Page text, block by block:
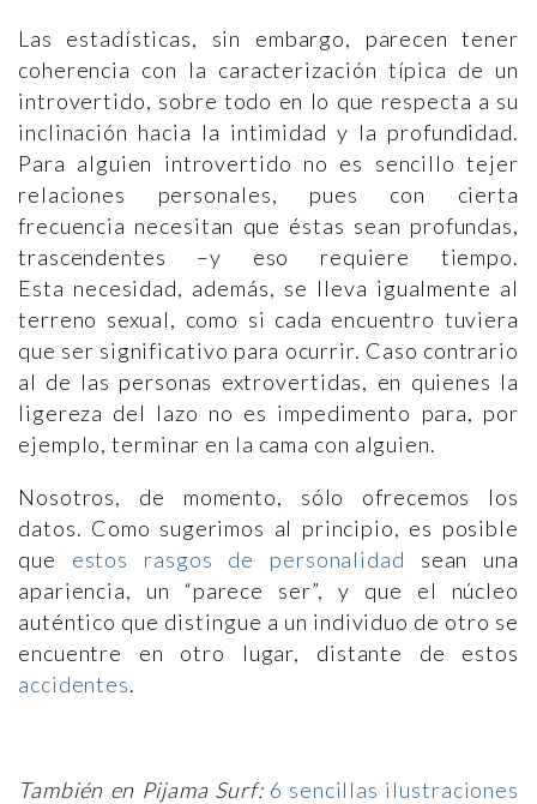
Las estadísticas, sin embargo, parecen tener
coherencia con la caracterización típica de un
introvertido, sobre todo en lo que respecta a su
inclinación hacia la intimidad y la profundidad.
Para alguien introvertido no es sencillo tejer
relaciones personales, pues con cierta
frecuencia necesitan que éstas sean profundas,
trascendentes –y eso requiere tiempo.
Esta necesidad, además, se lleva igualmente al
terreno sexual, como si cada encuentro tuviera
que ser significativo para ocurrir. Caso contrario
al de las personas extrovertidas, en quienes la
ligereza del lazo no es impedimento para, por
ejemplo, terminar en la cama con alguien.
Nosotros, de momento, sólo ofrecemos los
datos. Como sugerimos al principio, es posible
que estos rasgos de personalidad sean una
apariencia, un “parece ser”, y que el núcleo
auténtico que distingue a un individuo de otro se
encuentre en otro lugar, distante de estos
accidentes.
También en Pijama Surf: 6 sencillas ilustraciones